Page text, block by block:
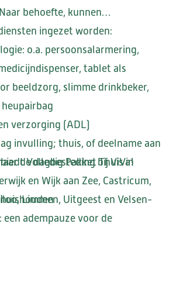
MEERSTATE
WATERRIJCK
behoefte, kunnen
ingezet worden:
o.a. persoonsalarmering,
tablet als
beeldzorg, slimme drinkbeker,
verzorging (ADL)
invulling; thuis, of deelname aan
de dagbesteding bij ViVa!
adempauze voor de
Volledig Pakket Thuis in
en Wijk aan Zee, Castricum,
Limmen, Uitgeest en Velsen-